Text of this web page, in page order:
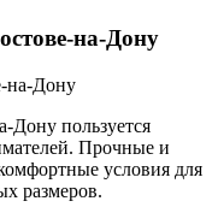
на-Дону
Дону пользуется
Прочные и
условия для
размеров.